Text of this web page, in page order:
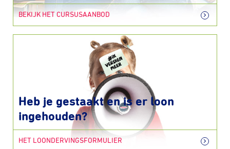
BEKIJK HET CURSUSAANBOD
Heb je gestaakt en is er loon
ingehouden?
HET LOONDERVINGSFORMULIER